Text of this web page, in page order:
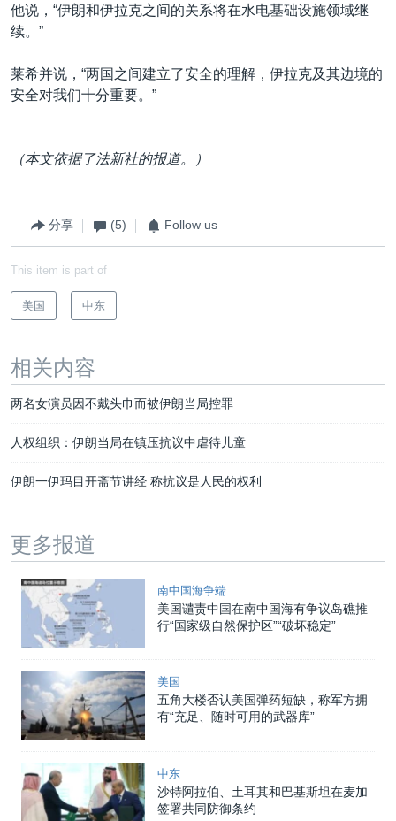
他说，“伊朗和伊拉克之间的关系将在水电基础设施领域继
续。”
莱希并说，“两国之间建立了安全的理解，伊拉克及其边境的
安全对我们十分重要。”
（本文依据了法新社的报道。）
分享 (5) Follow us
This item is part of
美国 中东
相关内容
两名女演员因不戴头巾而被伊朗当局控罪
人权组织：伊朗当局在镇压抗议中虐待儿童
伊朗一伊玛目开斋节讲经 称抗议是人民的权利
更多报道
南中国海争端
美国谴责中国在南中国海有争议岛礁推
行“国家级自然保护区”“破坏稳定”
美国
五角大楼否认美国弹药短缺，称军方拥
有“充足、随时可用的武器库”
中东
沙特阿拉伯、土耳其和巴基斯坦在麦加
签署共同防御条约